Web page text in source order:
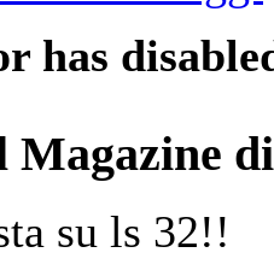
has
su ls 32!!